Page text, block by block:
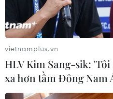
từng phần nới lỏng sự
nước.
Các biện pháp và thủ
trao đổi qua đường ngoại
vietnamplus.vn
HLV Kim Sang-sik:
xa hơn tầm Đông Nam